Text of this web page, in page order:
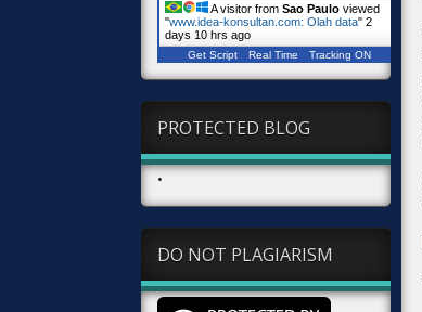
A visitor from Sao Pauloviewed
"www.idea-konsultan.com: Olah data" 2
days 10 hrs ago
Get Script Real Time Tracking ON
PROTECTED BLOG
•
DO NOT PLAGIARISM